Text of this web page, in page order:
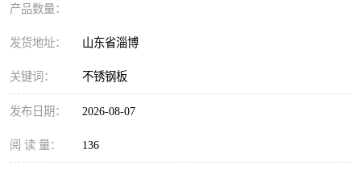
产品数量：
发货地址： 山东省淄博
关键词： 不锈钢板
发布日期： 2026-08-07
阅 读 量： 136